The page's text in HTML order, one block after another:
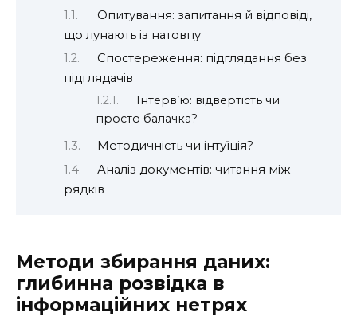
Опитування: запитання й відповіді,
що лунають із натовпу
Спостереження: підглядання без
підглядачів
Інтерв’ю: відвертість чи
просто балачка?
Методичність чи інтуїція?
Аналіз документів: читання між
рядків
Методи збирання даних:
глибинна розвідка в
інформаційних нетрях